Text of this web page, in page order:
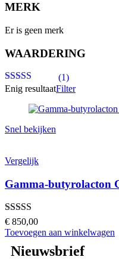
MERK
Er is geen merk
WAARDERING
Gewaardeerd
(1)
Enig resultaatFilter
Snel bekijken
Vergelijk
Gamma-butyrolacton
Gewaardeerd
5.00uit 5
€ 850,00
Toevoegen aan winkelwagen
Nieuwsbrief